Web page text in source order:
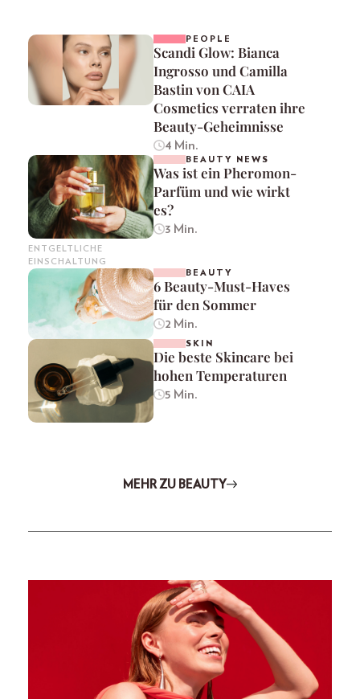
PEOPLE
Scandi Glow: Bianca
Ingrosso und Camilla
Bastin von CAIA
Cosmetics verraten ihre
Beauty-Geheimnisse
4 Min.
ENTGELTLICHE
EINSCHALTUNG
BEAUTY NEWS
Was ist ein Pheromon-
Parfüm und wie wirkt
es?
3 Min.
BEAUTY
6 Beauty-Must-Haves
für den Sommer
2 Min.
SKIN
Die beste Skincare bei
hohen Temperaturen
5 Min.
MEHR ZU BEAUTY